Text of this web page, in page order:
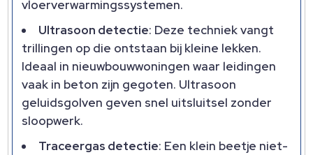
vloerverwarmingssystemen.
Ultrasoon detectie: Deze techniek vangt
trillingen op die ontstaan bij kleine lekken.
Ideaal in nieuwbouwwoningen waar leidingen
vaak in beton zijn gegoten. Ultrasoon
geluidsgolven geven snel uitsluitsel zonder
sloopwerk.
Traceergas detectie: Een klein beetje niet-